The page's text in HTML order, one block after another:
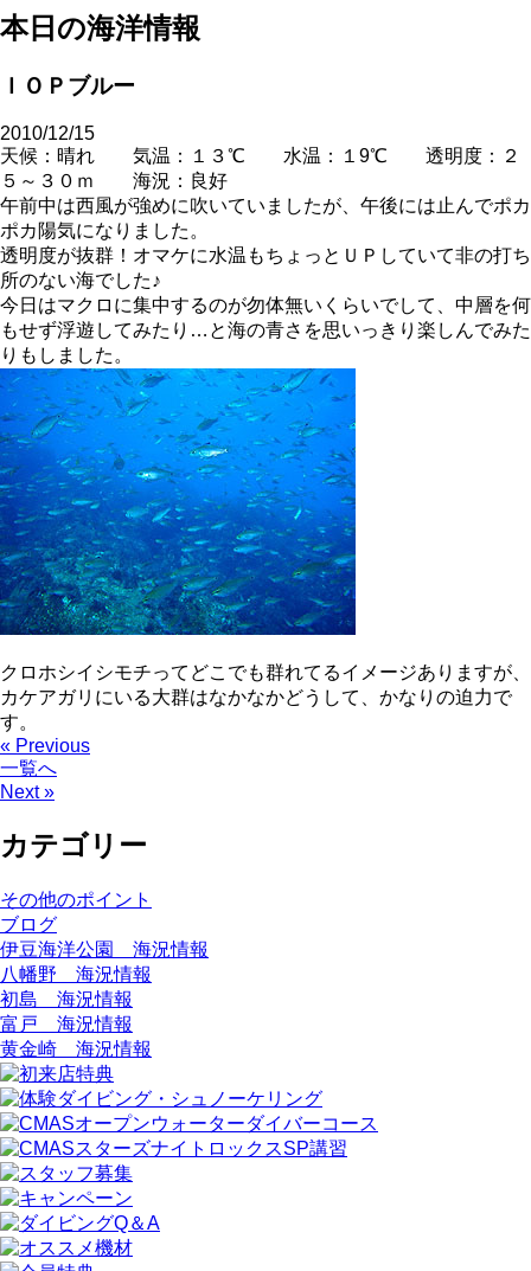
本日の海洋情報
ＩＯＰブルー
2010/12/15
天候：晴れ 気温：１３℃ 水温：１9℃ 透明度：２
５～３０ｍ 海況：良好
午前中は西風が強めに吹いていましたが、午後には止んでポカ
ポカ陽気になりました。
透明度が抜群！オマケに水温もちょっとＵＰしていて非の打ち
所のない海でした♪
今日はマクロに集中するのが勿体無いくらいでして、中層を何
もせず浮遊してみたり…と海の青さを思いっきり楽しんでみた
りもしました。
クロホシイシモチってどこでも群れてるイメージありますが、
カケアガリにいる大群はなかなかどうして、かなりの迫力で
す。
« Previous
一覧へ
Next »
カテゴリー
その他のポイント
ブログ
伊豆海洋公園 海況情報
八幡野 海況情報
初島 海況情報
富戸 海況情報
黄金崎 海況情報